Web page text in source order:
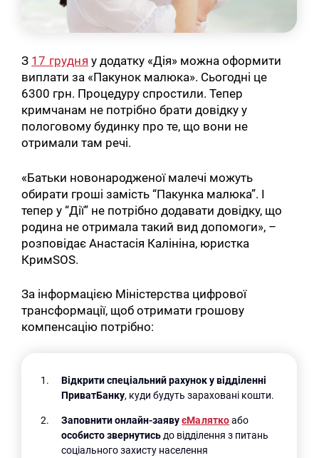
З 17 грудня у додатку «Дія» можна оформити
виплати за «Пакунок малюка». Сьогодні це
6300 грн. Процедуру спростили. Тепер
кримчанам не потрібно брати довідку у
пологовому будинку про те, що вони не
отримали там речі.
«Батьки новонародженої малечі можуть
обирати гроші замість “Пакунка малюка”. І
тепер у “Дії” не потрібно додавати довідку, що
родина не отримала такий вид допомоги», –
розповідає Анастасія Калініна, юристка
КримSOS.
За інформацією Міністерства цифрової
трансформації, щоб отримати грошову
компенсацію потрібно:
Відкрити спеціальний рахунок у відділенні
ПриватБанку, куди будуть зараховані кошти.
Заповнити онлайн-заявуєМаляткоабо
особисто звернутись до відділення з питань
соціального захисту населення